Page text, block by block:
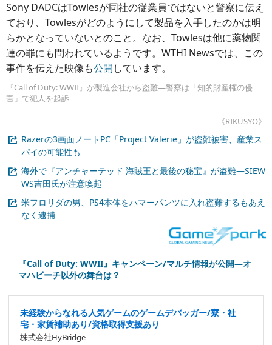
Sony DADCはTowlesが同社の従業員ではないと警察に伝え
ており、Towlesがどのようにして製品を入手したのかは明
らかとなっていないとのこと。なお、Towlesは他に薬物関
連の罪にも問われているようです。WTHI Newsでは、この
事件を伝えた映像も公開しています。
『Call of Duty: WWII』が製造会社から盗難―警察は「知的財産権の侵
害」で犯人を起訴
《RIKUSYO》
Razerの3画面ノートPC「Project Valerie」が盗難被害、産業ス
パイの可能性も
海外で『アンチャーテッド 海賊王と最後の秘宝』が盗難―SIEW
WS吉田氏が注意喚起
米フロリダの男、PS4本体をハマーパンツに入れ盗難するもあえ
なく逮捕
『Call of Duty: WWII』キャンペーン/マルチ情報が公開―オ
マハビーチ以外の舞台は？
未経験からなれる人気ゲームのゲームデバッガー/寮・社
宅・家賃補助あり/資格取得支援あり
株式会社HyBridge